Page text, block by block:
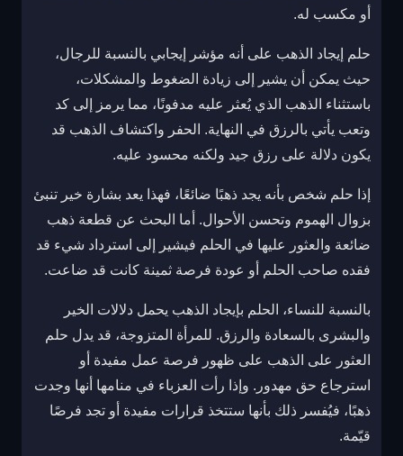
أو مكسب له.
حلم إيجاد الذهب على أنه مؤشر إيجابي بالنسبة للرجال،
حيث يمكن أن يشير إلى زيادة الضغوط والمشكلات،
باستثناء الذهب الذي يُعثر عليه مدفونًا، مما يرمز إلى كد
وتعب يأتي بالرزق في النهاية. الحفر واكتشاف الذهب قد
يكون دلالة على رزق جيد ولكنه محسود عليه.
إذا حلم شخص بأنه يجد ذهبًا ضائعًا، فهذا يعد بشارة خير تنبئ
بزوال الهموم وتحسن الأحوال. أما البحث عن قطعة ذهب
ضائعة والعثور عليها في الحلم فيشير إلى استرداد شيء قد
فقده صاحب الحلم أو عودة فرصة ثمينة كانت قد ضاعت.
بالنسبة للنساء، الحلم بإيجاد الذهب يحمل دلالات الخير
والبشرى بالسعادة والرزق. للمرأة المتزوجة، قد يدل حلم
العثور على الذهب على ظهور فرصة عمل مفيدة أو
استرجاع حق مهدور. وإذا رأت العزباء في منامها أنها وجدت
ذهبًا، فيُفسر ذلك بأنها ستتخذ قرارات مفيدة أو تجد فرصًا
قيّمة.